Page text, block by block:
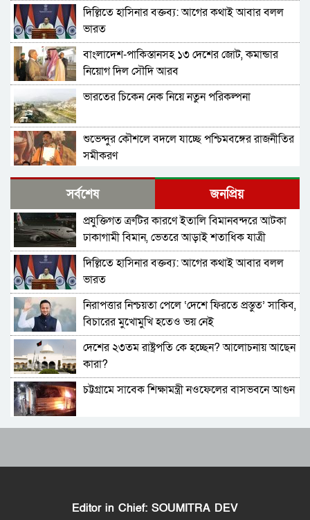
দিল্লিতে হাসিনার বক্তব্য: আগের কথাই আবার বলল
ভারত
বাংলাদেশ-পাকিস্তানসহ ১৩ দেশের জোট, কমান্ডার
নিয়োগ দিল সৌদি আরব
ভারতের চিকেন নেক নিয়ে নতুন পরিকল্পনা
শুভেন্দুর কৌশলে বদলে যাচ্ছে পশ্চিমবঙ্গের রাজনীতির
সমীকরণ
বাংলাদেশের সঙ্গে ফারাক্কা চুক্তি নবায়ন না করার দাবি
ভারতীয় এমপির
মোদিকে নেতানিয়াহুর ফোন; ইসরায়েলের সঙ্গে ঘনিষ্ট
সম্পর্ক গড়তে চায় ভারত
পাকিস্তানে প্রধান ৩ শহরের বাইরে সংবাদ সংগ্রহে
বিদেশি গণমাধ্যমের ওপর বিধিনিষেধ
বাংলাদেশে যা চলছে, সেটা অমানবিক: দিলীপ ঘোষ
পাকিস্তানের ইসলামাবাদে জুলাই গণঅভ্যুত্থান দিবস
পালিত
২০ মিনিটে ভয়াবহ ৭ বিস্ফোরণে কাঁপলো দুবাই
সর্বশেষ জনপ্রিয়
প্রযুক্তিগত ত্রুটির কারণে ইতালি বিমানবন্দরে আটকা
ঢাকাগামী বিমান, ভেতরে আড়াই শতাধিক যাত্রী
দিল্লিতে হাসিনার বক্তব্য: আগের কথাই আবার বলল
ভারত
নিরাপত্তার নিশ্চয়তা পেলে ‘দেশে ফিরতে প্রস্তুত’ সাকিব,
বিচারের মুখোমুখি হতেও ভয় নেই
দেশের ২৩তম রাষ্ট্রপতি কে হচ্ছেন? আলোচনায় আছেন
কারা?
চট্টগ্রামে সাবেক শিক্ষামন্ত্রী নওফেলের বাসভবনে আগুন
বাংলাদেশ-পাকিস্তানসহ ১৩ দেশের জোট, কমান্ডার
জাতীয় সংসদের বিশেষ অধিবেশন ডাকা হচ্ছে
Editor in Chief: SOUMITRA DEV